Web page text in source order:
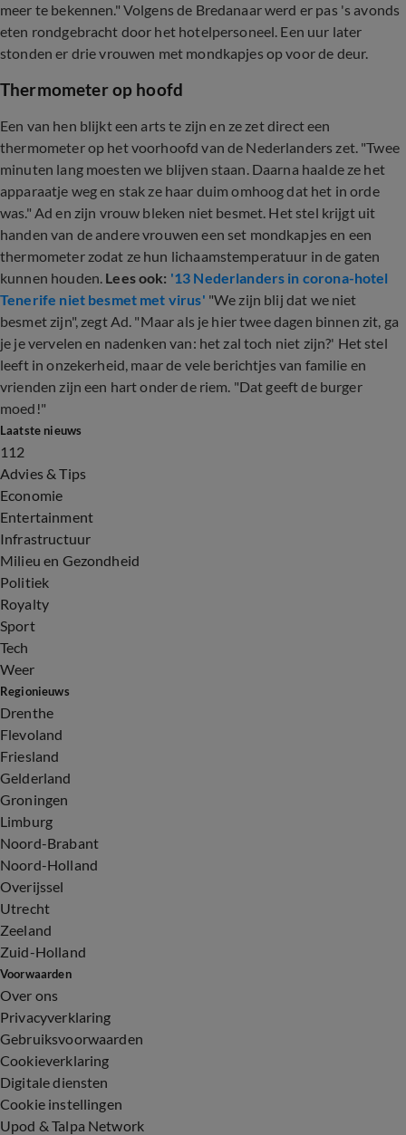
meer te bekennen." Volgens de Bredanaar werd er pas 's avonds
eten rondgebracht door het hotelpersoneel. Een uur later
stonden er drie vrouwen met mondkapjes op voor de deur.
Thermometer op hoofd
Een van hen blijkt een arts te zijn en ze zet direct een
thermometer op het voorhoofd van de Nederlanders zet. "Twee
minuten lang moesten we blijven staan. Daarna haalde ze het
apparaatje weg en stak ze haar duim omhoog dat het in orde
was." Ad en zijn vrouw bleken niet besmet. Het stel krijgt uit
handen van de andere vrouwen een set mondkapjes en een
thermometer zodat ze hun lichaamstemperatuur in de gaten
kunnen houden. Lees ook: '13 Nederlanders in corona-hotel
Tenerife niet besmet met virus' "We zijn blij dat we niet
besmet zijn", zegt Ad. "Maar als je hier twee dagen binnen zit, ga
je je vervelen en nadenken van: het zal toch niet zijn?' Het stel
leeft in onzekerheid, maar de vele berichtjes van familie en
vrienden zijn een hart onder de riem. "Dat geeft de burger
moed!"
Laatste nieuws
112
Advies & Tips
Economie
Entertainment
Infrastructuur
Milieu en Gezondheid
Politiek
Royalty
Sport
Tech
Weer
Regionieuws
Drenthe
Flevoland
Friesland
Gelderland
Groningen
Limburg
Noord-Brabant
Noord-Holland
Overijssel
Utrecht
Zeeland
Zuid-Holland
Voorwaarden
Over ons
Privacyverklaring
Gebruiksvoorwaarden
Cookieverklaring
Digitale diensten
Cookie instellingen
Upod & Talpa Network